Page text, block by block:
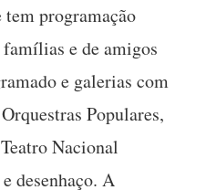
programação
e de amigos
e galerias com
Populares,
Nacional
desenhaço. A